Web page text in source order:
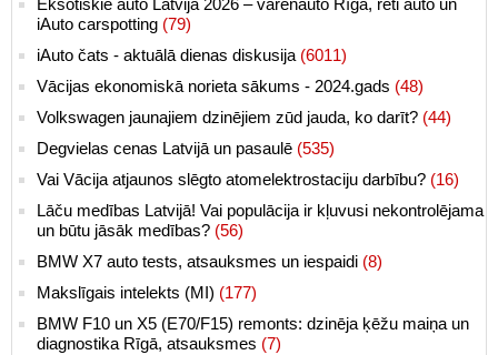
Eksotiskie auto Latvijā 2026 – varenauto Rīgā, reti auto un
iAuto carspotting (79)
iAuto čats - aktuālā dienas diskusija (6011)
Vācijas ekonomiskā norieta sākums - 2024.gads (48)
Volkswagen jaunajiem dzinējiem zūd jauda, ko darīt? (44)
Degvielas cenas Latvijā un pasaulē (535)
Vai Vācija atjaunos slēgto atomelektrostaciju darbību? (16)
Lāču medības Latvijā! Vai populācija ir kļuvusi nekontrolējama
un būtu jāsāk medības? (56)
BMW X7 auto tests, atsauksmes un iespaidi (8)
Makslīgais intelekts (MI) (177)
BMW F10 un X5 (E70/F15) remonts: dzinēja ķēžu maiņa un
diagnostika Rīgā, atsauksmes (7)